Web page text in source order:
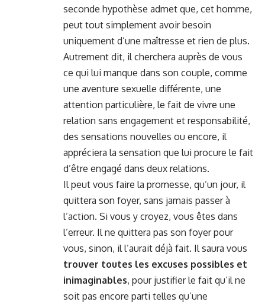
seconde hypothèse admet que, cet homme,
peut tout simplement avoir besoin
uniquement d’une maîtresse et rien de plus.
Autrement dit, il cherchera auprès de vous
ce qui lui manque dans son couple, comme
une aventure sexuelle différente, une
attention particulière, le fait de vivre une
relation sans engagement et responsabilité,
des sensations nouvelles ou encore, il
appréciera la sensation que lui procure le fait
d’être engagé dans deux relations.
Il peut vous faire la promesse, qu’un jour, il
quittera son foyer, sans jamais passer à
l’action. Si vous y croyez, vous êtes dans
l’erreur. Il ne quittera pas son foyer pour
vous, sinon, il l’aurait déjà fait. Il saura vous
trouver toutes les excuses possibles et
inimaginables, pour justifier le fait qu’il ne
soit pas encore parti telles qu’une